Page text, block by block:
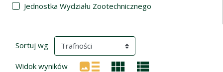
Jednostka Wydziału Zootechnicznego
Wyniki wyszukiwania
Sortuj wg (automatyczne przeładowanie treści)
Widok wyników